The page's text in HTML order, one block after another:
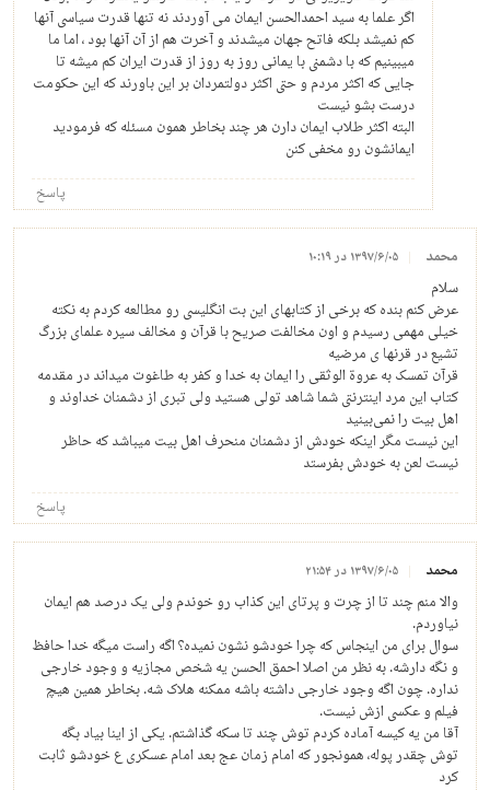
اگر علما به سید احمدالحسن ایمان می آوردند نه تنها قدرت سیاسی آنها
کم نمیشد بلکه فاتح جهان میشدند و آخرت هم از آن آنها بود ، اما ما
میبینیم که با دشمنی با یمانی روز به روز از قدرت ایران کم میشه تا
جایی که اکثر مردم و حتی اکثر دولتمردان بر این باورند که این حکومت
درست بشو نیست
البته اکثر طلاب ایمان دارن هر چند بخاطر همون مسئله که فرمودید
ایمانشون رو مخفی کنن
پاسخ
محمد ۱۳۹۷/۶/۰۵ در ۱۰:۱۹
سلام
عرض کنم بنده که برخی از کتابهای این بت انگلیسی رو مطالعه کردم به نکته
خیلی مهمی رسیدم و اون مخالفت صریح با قرآن و مخالف سیره علمای بزرگ
تشیع در قرنها ی مرضیه
قرآن تمسک به عروة الوثقى را ایمان به خدا و کفر به طاغوت میداند در مقدمه
کتاب این مرد اینترنتی شما شاهد تولی هستید ولی تبری از دشمنان خداوند و
اهل بیت را نمی‌بینید
این نیست مگر اینکه خودش از دشمنان منحرف اهل بیت میباشد که حاظر
نیست لعن به خودش بفرستد
پاسخ
محمد ۱۳۹۷/۶/۰۵ در ۲۱:۵۴
والا منم چند تا از چرت و پرتای این کذاب رو خوندم ولی یک درصد هم ایمان
نیاوردم.
سوال برای من اینجاس که چرا خودشو نشون نمیده؟ اگه راست میگه خدا حافظ
و نگه دارشه. به نظر من اصلا احمق الحسن یه شخص مجازیه و وجود خارجی
نداره. چون اگه وجود خارجی داشته باشه ممکنه هلاک شه. بخاطر همین هیچ
فیلم و عکسی ازش نیست.
آقا من یه کیسه آماده کردم توش چند تا سکه گذاشتم. یکی از اینا بیاد بگه
توش چقدر پوله، همونجور که امام زمان عج بعد امام عسکری ع خودشو ثابت
کرد